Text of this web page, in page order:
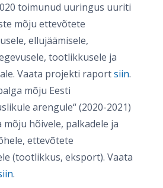
toimunud uuringus uuriti
mõju ettevõtete
ellujäämisele,
tootlikkusele ja
Vaata projekti raportsiin.
mõju Eesti
arengule“ (2020-2021)
hõivele, palkadele ja
ettevõtete
(tootlikkus, eksport). Vaata
.